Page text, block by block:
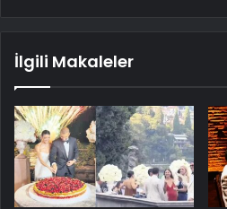
İlgili Makaleler